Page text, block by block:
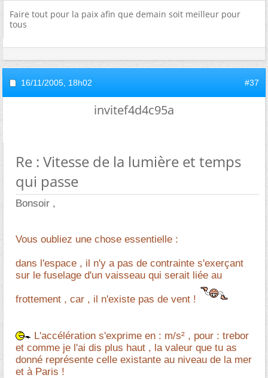
Faire tout pour la paix afin que demain soit meilleur pour
tous
16/11/2005, 18h02 #37
invitef4d4c95a
Re : Vitesse de la lumière et temps
qui passe
Bonsoir ,
Vous oubliez une chose essentielle :
dans l'espace , il n'y a pas de contrainte s'exerçant
sur le fuselage d'un vaisseau qui serait liée au
frottement , car , il n'existe pas de vent !
L'accélération s'exprime en : m/s² , pour : trebor
et comme je l'ai dis plus haut , la valeur que tu as
donné représente celle existante au niveau de la mer
et à Paris !